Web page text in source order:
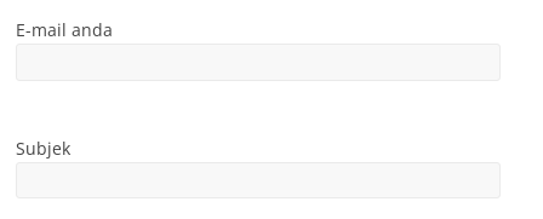
E-mail anda
Subjek